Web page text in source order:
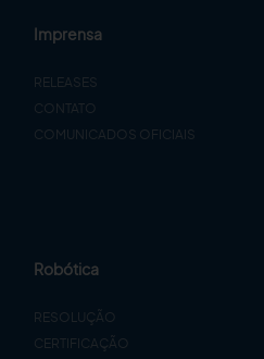
Imprensa
RELEASES
CONTATO
COMUNICADOS OFICIAIS
Robótica
RESOLUÇÃO
CERTIFICAÇÃO